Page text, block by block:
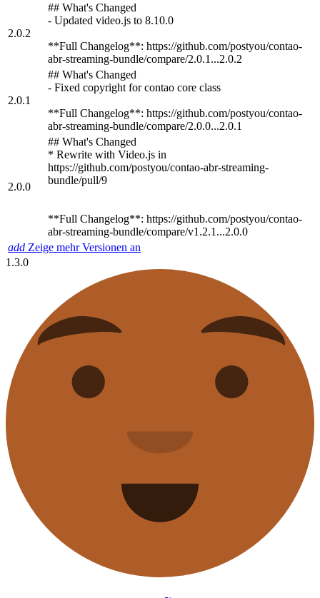
2.0.2
## What's Changed
- Updated video.js to 8.10.0
**Full Changelog**: https://github.com/postyou/contao-
abr-streaming-bundle/compare/2.0.1...2.0.2
2.0.1
## What's Changed
- Fixed copyright for contao core class
**Full Changelog**: https://github.com/postyou/contao-
abr-streaming-bundle/compare/2.0.0...2.0.1
2.0.0
## What's Changed
* Rewrite with Video.js in
https://github.com/postyou/contao-abr-streaming-
bundle/pull/9
**Full Changelog**: https://github.com/postyou/contao-
abr-streaming-bundle/compare/v1.2.1...2.0.0
add Zeige mehr Versionen an
1.3.0